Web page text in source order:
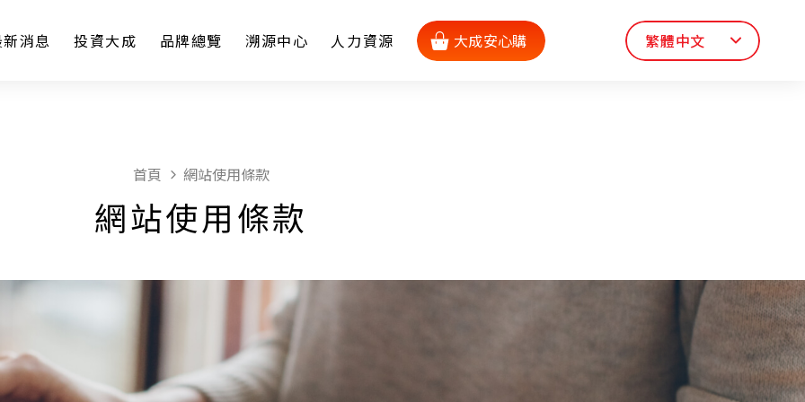
消息 投資大成 品牌總覽 溯源中心 人力資源 大成安心購 繁體中文
首頁 網站使用條款
網站使用條款